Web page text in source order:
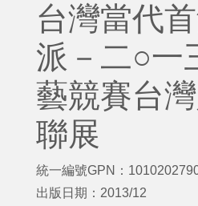
台灣當代
派－二○一
藝競賽台
聯展
統一編號GPN：
出版日期：2013/12